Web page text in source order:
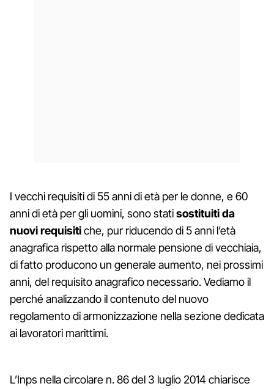
I vecchi requisiti di 55 anni di età per le donne, e 60
anni di età per gli uomini, sono statisostituiti da
nuovi requisitiche, pur riducendo di 5 anni l’età
anagrafica rispetto alla normale pensione di vecchiaia,
di fatto producono un generale aumento, nei prossimi
anni, del requisito anagrafico necessario. Vediamo il
perché analizzando il contenuto del nuovo
regolamento di armonizzazione nella sezione dedicata
ai lavoratori marittimi.
L’Inps nella circolare n. 86 del 3 luglio 2014 chiarisce